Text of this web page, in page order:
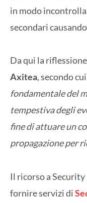
in modo
secondari
Da qui la
Axitea, secondo
fondamentale del
tempestiva degli
fine di attuare un
propagazione per
Il ricorso a
fornire servizi di